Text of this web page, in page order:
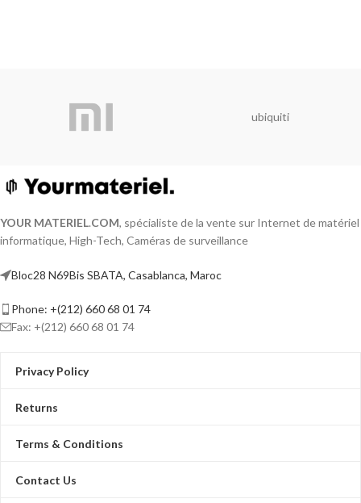
ubiquiti
YOUR MATERIEL.COM, spécialiste de la vente sur Internet de matériel
informatique, High-Tech, Caméras de surveillance
Bloc28 N69Bis SBATA, Casablanca, Maroc
Phone: +(212) 660 68 01 74
Fax: +(212) 660 68 01 74
Privacy Policy
Returns
Terms & Conditions
Contact Us